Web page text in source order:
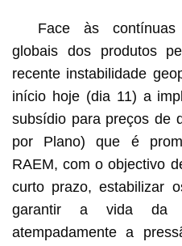
Face às
globais dos produtos
recente instabilidade
início hoje (dia 11) a
subsídio para preços de
por Plano) que é
RAEM, com o objectivo
curto prazo, estabilizar
garantir a vida da
atempadamente a